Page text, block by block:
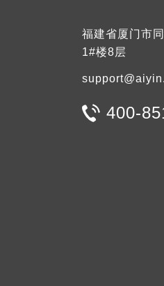
福建省厦门市
1#楼8层
400-